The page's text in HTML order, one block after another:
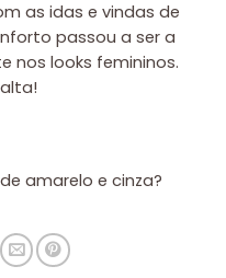
as idas e vindas de
passou a ser a
nos looks femininos.
amarelo e cinza?